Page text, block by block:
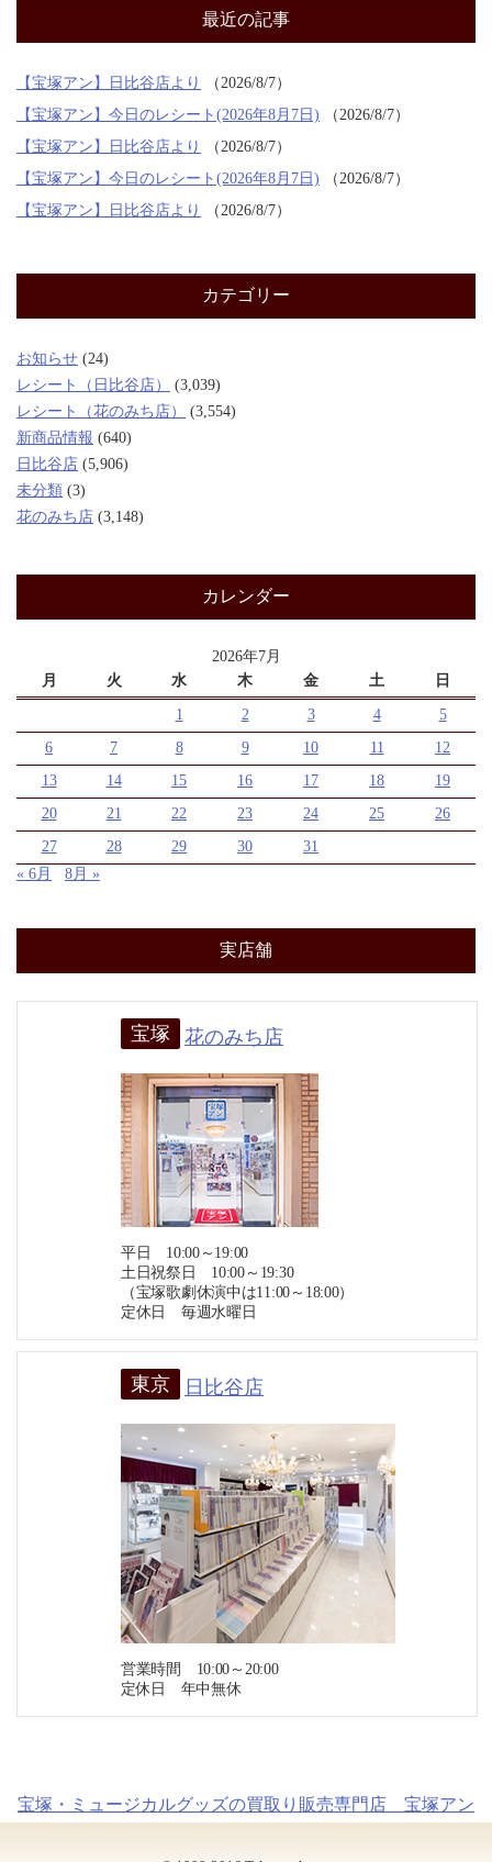
最近の記事
【宝塚アン】日比谷店より
2026/8/7
【宝塚アン】今日のレシート(2026年8月7日)
2026/8/7
【宝塚アン】日比谷店より
2026/8/7
【宝塚アン】今日のレシート(2026年8月7日)
2026/8/7
【宝塚アン】日比谷店より
2026/8/7
カテゴリー
お知らせ (24)
レシート（日比谷店）
(3,039)
レシート（花のみち店）
(3,554)
新商品情報 (640)
日比谷店 (5,906)
未分類 (3)
花のみち店 (3,148)
カレンダー
2026年7月
月
火 水 木 金 土 日
1 2 3 4
5
6
7 8 9 10 11
12
13
14 15 16 17 18
19
20
21 22 23 24 25
26
27
28 29 30
31
« 6月
8月 »
実店舗
宝塚 花のみち店
平日 10:00～19:00
土日祝祭日 10:00～19:30
（宝塚歌劇休演中は11:00～18:00）
定休日 毎週水曜日
東京 日比谷店
営業時間 10:00～20:00
定休日 年中無休
宝塚・ミュージカルグッズの買取り販売専門店 宝塚アン